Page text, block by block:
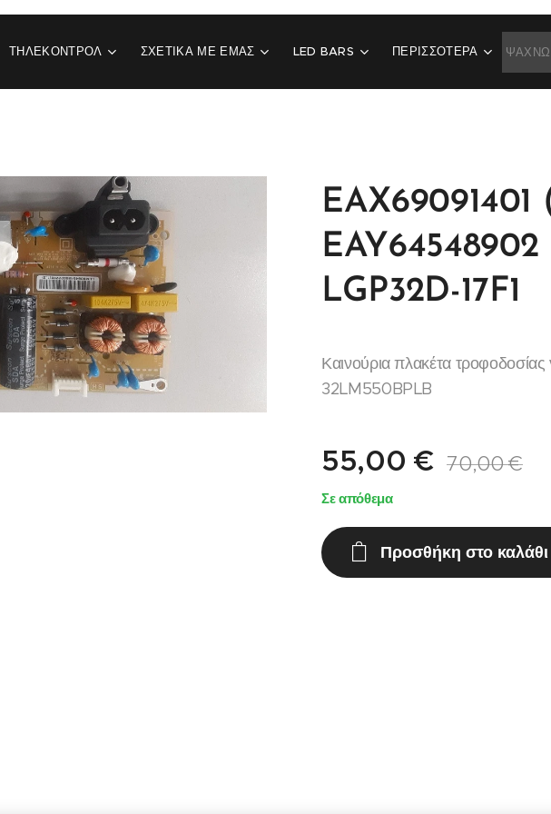
ΤΗΛΕΚΟΝΤΡΟΛ ΣΧΕΤΙΚΆ ΜΕ ΕΜΆΣ LED BARS ΠΕΡΙΣΣΌΤΕΡΑ
EAX69091401
EAY64548902
LGP32D-17F1
Καινούρια πλακέτα
32LM550BPLB
55,00 € 70,00€
Σε απόθεμα
Προσθήκη στο καλάθι